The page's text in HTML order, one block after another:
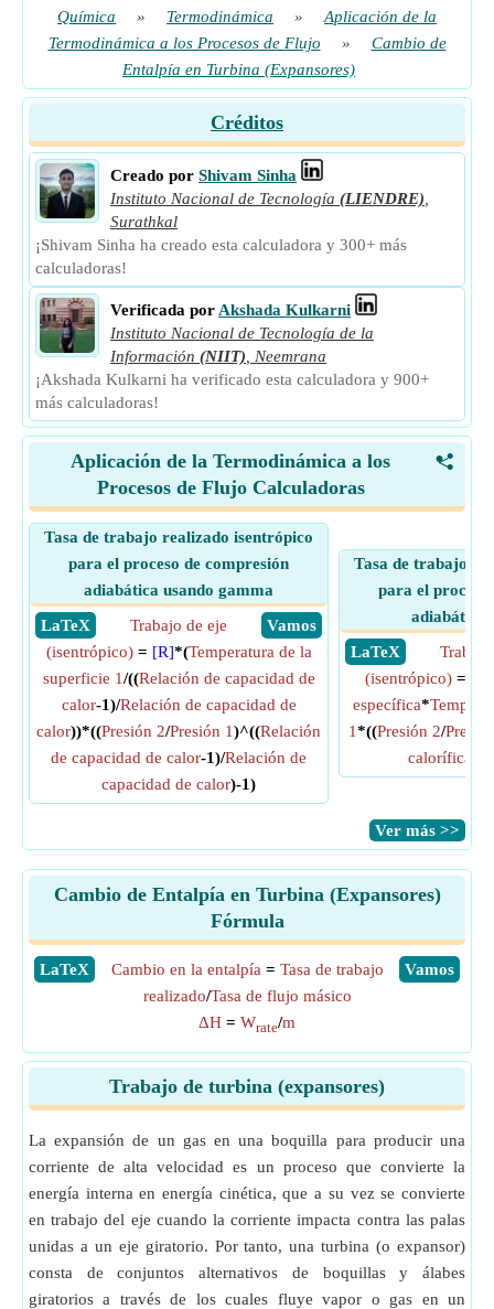
Química
» Termodinámica »
Aplicación de la
Termodinámica a los Procesos de Flujo
»
Cambio de
Entalpía en Turbina (Expansores)
Créditos
Creado por Shivam Sinha
Instituto Nacional de Tecnología (LIENDRE)
Surathkal
¡Shivam Sinha ha creado esta calculadora y 300+ más
calculadoras!
Verificada por Akshada Kulkarni
Instituto Nacional de Tecnología de la
Información (NIIT)
Neemrana
¡Akshada Kulkarni ha verificado esta calculadora y 900+
más calculadoras!
<
Aplicación de la Termodinámica a los
Procesos de Flujo Calculadoras
Tasa de trabajo realizado isentrópico
para el proceso de compresión
adiabática usando gamma
​ LaTeX
​ Vamos
Trabajo de eje
(isentrópico)= [R]*(Temperatura de la
superficie 1/((Relación de capacidad de
calor-1)/Relación de capacidad de
calor))*((Presión 2/Presión 1)^((Relación
de capacidad de calor-1)/Relación de
capacidad de calor)-1)
Tasa de trabajo
para el
adiabática
​ LaTeX
(isentrópico) =
específica*
1*((Presión 2/
calorífica
​Ver más >>
Cambio de Entalpía en Turbina (Expansores)
Fórmula
​LaTeX ​Vamos
Cambio en la entalpía = Tasa de trabajo
realizado/Tasa de flujo másico
ΔH = Wrate/m
Trabajo de turbina (expansores)
La expansión de un gas en una boquilla para producir una
corriente de alta velocidad es un proceso que convierte la
energía interna en energía cinética, que a su vez se convierte
en trabajo del eje cuando la corriente impacta contra las palas
unidas a un eje giratorio. Por tanto, una turbina (o expansor)
consta de conjuntos alternativos de boquillas y álabes
giratorios a través de los cuales fluye vapor o gas en un